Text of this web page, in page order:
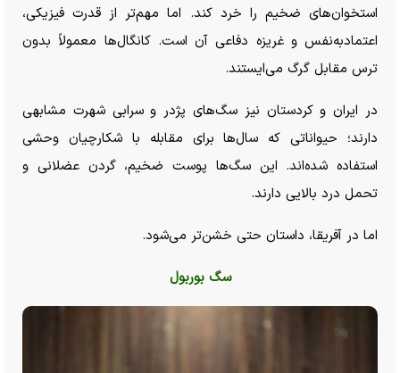
استخوان‌های ضخیم را خرد کند. اما مهم‌تر از قدرت فیزیکی،
اعتمادبه‌نفس و غریزه دفاعی آن است. کانگال‌ها معمولاً بدون
ترس مقابل گرگ می‌ایستند.
در ایران و کردستان نیز سگ‌های پژدر و سرابی شهرت مشابهی
دارند؛ حیواناتی که سال‌ها برای مقابله با شکارچیان وحشی
استفاده شده‌اند. این سگ‌ها پوست ضخیم، گردن عضلانی و
تحمل درد بالایی دارند.
اما در آفریقا، داستان حتی خشن‌تر می‌شود.
سگ بوربول